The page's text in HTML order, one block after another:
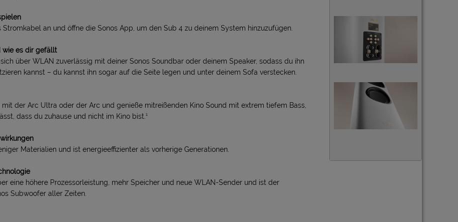
an und öffne die Sonos App, um den Sub 4 zu deinem System hinzuzufügen.
wie es dir gefällt
über WLAN zuverlässig mit deiner Sonos Soundbar oder deinem Speaker, sodass du ihn
kannst – du kannst ihn sogar auf die Seite legen und unter deinem Sofa verstecken.
der Arc Ultra oder der Arc und genieße mitreißenden Kino Sound mit extrem tiefem Bass,
dass du zuhause und nicht im Kino bist.¹
Materialien und ist energieeffizienter als vorherige Generationen.
eine höhere Prozessorleistung, mehr Speicher und neue WLAN-Sender und ist der
Subwoofer aller Zeiten.